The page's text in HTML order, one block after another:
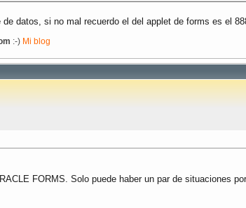
datos, si no mal recuerdo el del applet de forms es el
:-) Mi blog
FORMS. Solo puede haber un par de situaciones